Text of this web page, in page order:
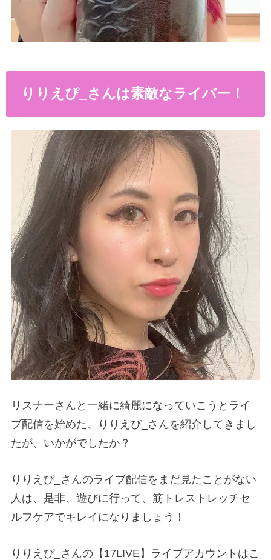
りりえぴ_さんは素敵なライバー！
リスナーさんと一緒に綺麗になっていこうとライ
ブ配信を始めた、りりえぴ_さんを紹介してきまし
たが、いかがでしたか？
りりえぴ_さんのライブ配信をまだ見たことがない
人は、是非、遊びに行って、筋トレストレッチセ
ルフケアでキレイになりましょう！
りりえぴ_さんの【17LIVE】ライブアカウントはこ